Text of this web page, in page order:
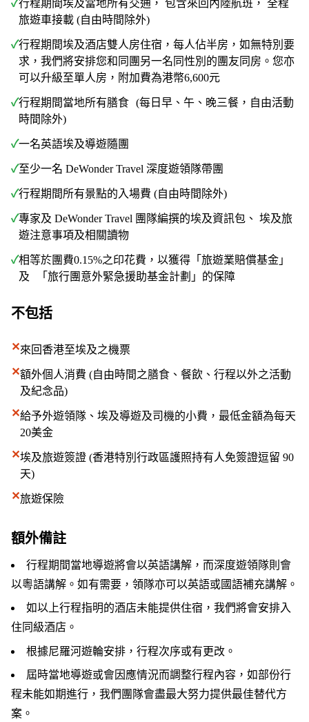
✓行程期間埃及當地所有交通， 包含來回內陸航班， 全程
旅遊車接載 (自由時間除外)
✓行程期間埃及酒店雙人房住宿，每人佔半房，如無特別要
求，我們將安排您和同團另一名同性別的團友同房。您亦
可以升級至單人房，附加費為港幣6,600元
✓行程期間當地所有膳食 (每日早、午、晚三餐，自由活動
時間除外)
✓一名英語埃及導遊隨團
✓至少一名 DeWonder Travel 深度遊領隊帶團
✓行程期間所有景點的入場費 (自由時間除外)
✓專家及 DeWonder Travel 團隊編撰的埃及資訊包、 埃及旅
遊注意事項及相關讀物
✓相等於團費0.15%之印花費，以獲得「旅遊業賠償基金」
及 「旅行團意外緊急援助基金計劃」的保障
不包括
✕來回香港至埃及之機票
✕額外個人消費 (自由時間之膳食、餐飲、行程以外之活動
及紀念品)
✕給予外遊領隊、埃及導遊及司機的小費，最低金額為每天
20美金
✕埃及旅遊簽證 (香港特別⾏政區護照持有⼈免簽證逗留 90
天)
✕旅遊保險
額外備註
行程期間當地導遊將會以英語講解，而深度遊領隊則會
以粵語講解。如有需要，領隊亦可以英語或國語補充講解。
如以上行程指明的酒店未能提供住宿，我們將會安排入
住同級酒店。
根據尼羅河遊輪安排，行程次序或有更改。
屆時當地導遊或會因應情況而調整行程內容，如部份行
程未能如期進行，我們團隊會盡最大努力提供最佳替代方
案。